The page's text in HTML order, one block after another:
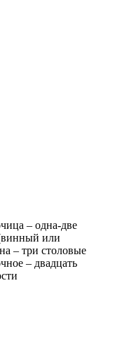
– одна-две
или
– три столовые
– двадцать